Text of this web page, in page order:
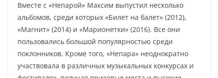
Вместе с «Непарой» Максим выпустил несколько
альбомов, среди которых «Билет на балет» (2012),
«Магнит» (2014) и «Марионетки» (2016). Все они
пользовались большой популярностью среди
поклонников. Кроме того, «Непара» неоднократно
участвовала в различных музыкальных конкурсах и